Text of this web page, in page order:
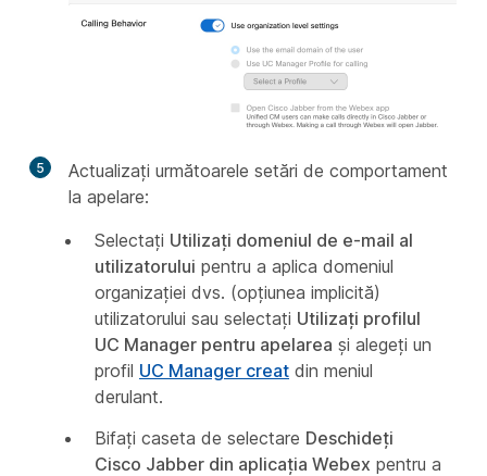
5
Actualizați următoarele setări de comportament
la apelare:
Selectați Utilizați domeniul de e-mail al
utilizatorului pentru a aplica domeniul
organizației dvs. (opțiunea implicită)
utilizatorului sau selectați Utilizați profilul
UC Manager pentru apelarea și alegeți un
profil UC Manager creat din meniul
derulant.
Bifați caseta de selectare Deschideți
Cisco Jabber din aplicația Webex pentru a